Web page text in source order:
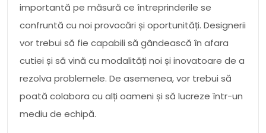
importantă pe măsură ce întreprinderile se
confruntă cu noi provocări și oportunități. Designerii
vor trebui să fie capabili să gândească în afara
cutiei și să vină cu modalități noi și inovatoare de a
rezolva problemele. De asemenea, vor trebui să
poată colabora cu alți oameni și să lucreze într-un
mediu de echipă.